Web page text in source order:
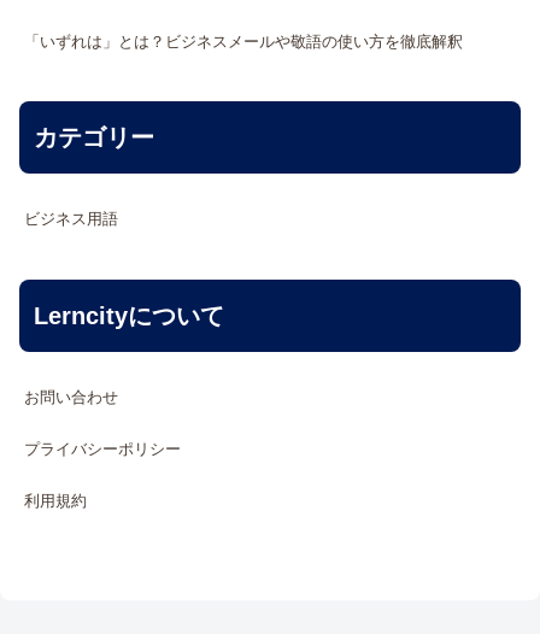
「いずれは」とは？ビジネスメールや敬語の使い方を徹底解釈
カテゴリー
ビジネス用語
Lerncityについて
お問い合わせ
プライバシーポリシー
利用規約